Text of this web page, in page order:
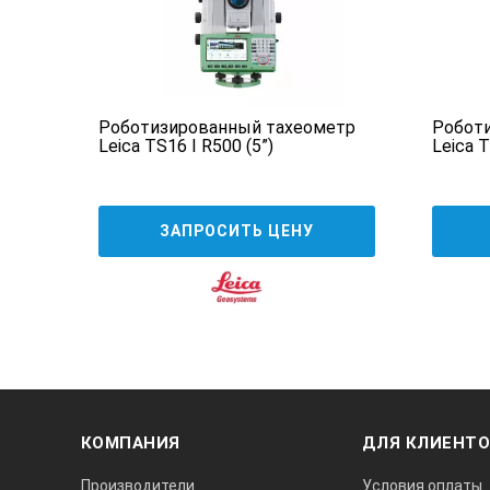
тип центрира
точность
Створоуказатель
тип
диапазон работы
подсветка сетки нитей
min расстояние фокусировки
Роботизированный тахеометр
Leica TS16 I R500 (5”)
ЗАПРОСИТЬ ЦЕНУ
Leica
КОМПАНИЯ
Производители
ДЛЯ
Условия оплаты